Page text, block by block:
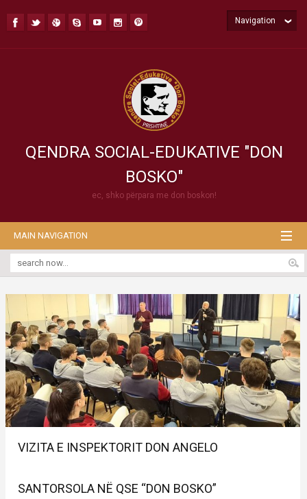
QENDRA SOCIAL-EDUKATIVE "DON
BOSKO"
ec, shko përpara me don boskon!
Navigation
MAIN NAVIGATION
VIZITA E INSPEKTORIT DON ANGELO
SANTORSOLA NË QSE “DON BOSKO”